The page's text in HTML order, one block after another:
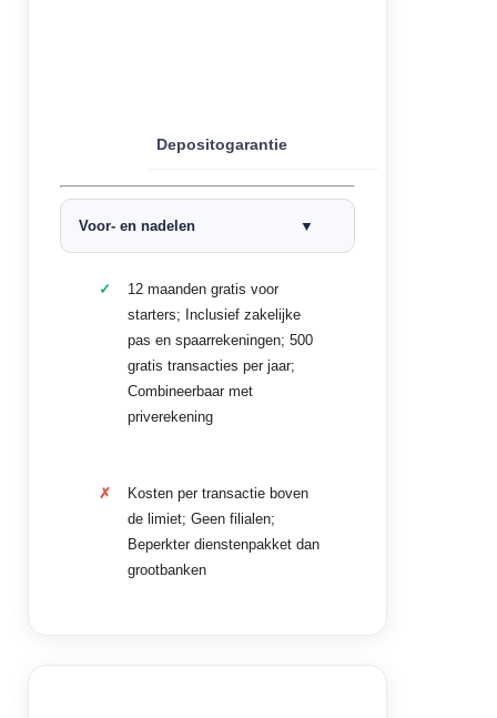
Depositogarantie
Voor- en nadelen
12 maanden gratis voor
starters; Inclusief zakelijke
pas en spaarrekeningen; 500
gratis transacties per jaar;
Combineerbaar met
priverekening
Kosten per transactie boven
de limiet; Geen filialen;
Beperkter dienstenpakket dan
grootbanken